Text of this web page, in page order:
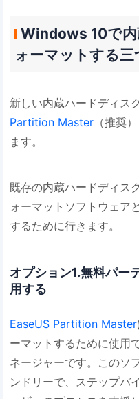
Windows 10で内
ォーマットする三
新しい内蔵ハードディス
Partition Master （推奨
ます。
既存の内蔵ハードディス
ォーマットソフトウェアと
するために行きます。
オプション1.無料パー
用する
EaseUS Partition Master
ーマットするために使用
ネージャーです。このソ
ンドリーで、ステップバ